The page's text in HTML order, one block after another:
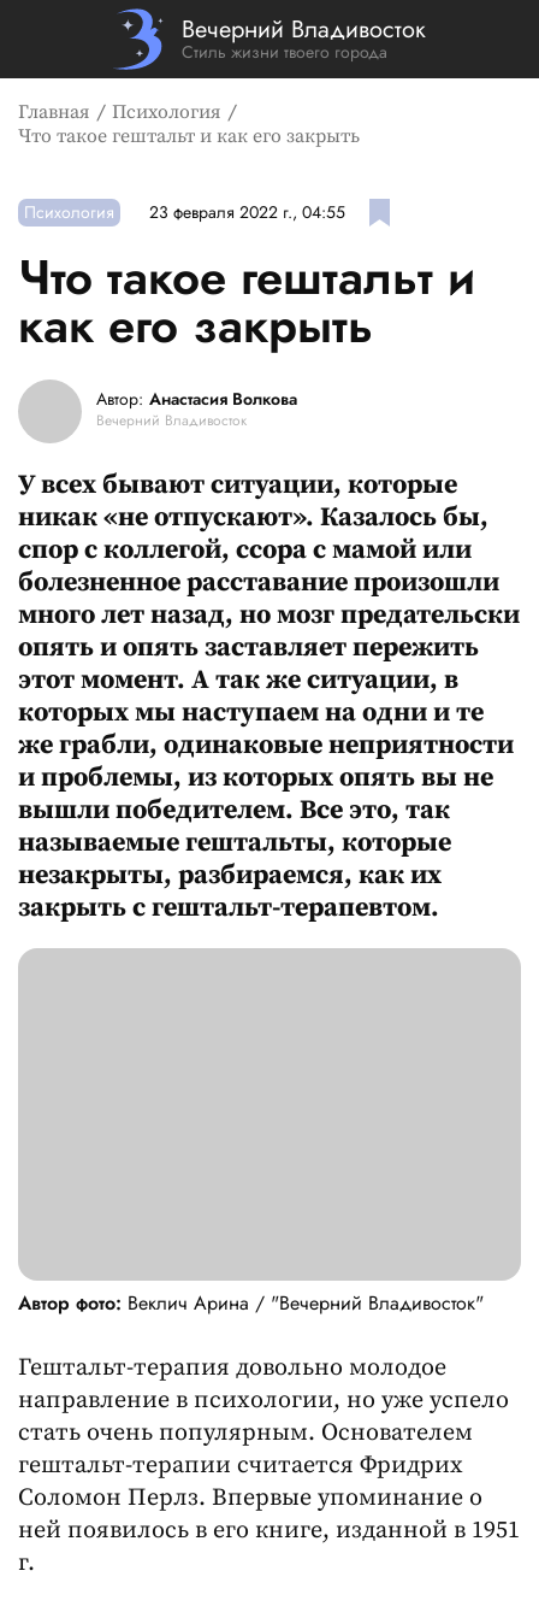
Вечерний Владивосток
Стиль жизни твоего города
Главная
Психология
Что такое гештальт и как его закрыть
Психология 23 февраля 2022 г., 04:55
Что такое гештальт и
как его закрыть
Автор: Анастасия Волкова
Вечерний Владивосток
У всех бывают ситуации, которые
никак «не отпускают». Казалось бы,
спор с коллегой, ссора с мамой или
болезненное расставание произошли
много лет назад, но мозг предательски
опять и опять заставляет пережить
этот момент. А так же ситуации, в
которых мы наступаем на одни и те
же грабли, одинаковые неприятности
и проблемы, из которых опять вы не
вышли победителем. Все это, так
называемые гештальты, которые
незакрыты, разбираемся, как их
закрыть с гештальт-терапевтом.
Автор фото: Веклич Арина / "Вечерний Владивосток"
Гештальт-терапия довольно молодое
направление в психологии, но уже успело
стать очень популярным. Основателем
гештальт-терапии считается Фридрих
Соломон Перлз. Впервые упоминание о
ней появилось в его книге, изданной в 1951
г.